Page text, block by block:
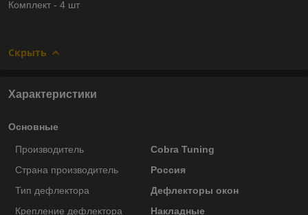
Комплект - 4 шт
Скрыть
Характеристики
Основные
Производитель
Cobra Tuning
Страна производитель
Россия
Тип дефлектора
Дефлекторы окон
Крепление дефлектора
Накладные